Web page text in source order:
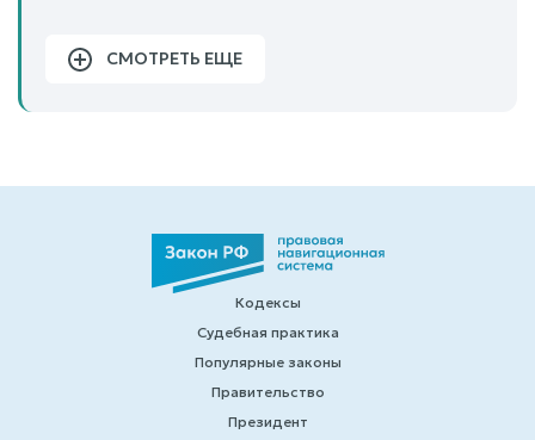
СМОТРЕТЬ ЕЩЕ
Кодексы
Судебная практика
Популярные законы
Правительство
Президент